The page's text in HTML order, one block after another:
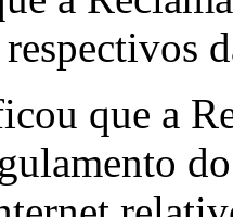
que a